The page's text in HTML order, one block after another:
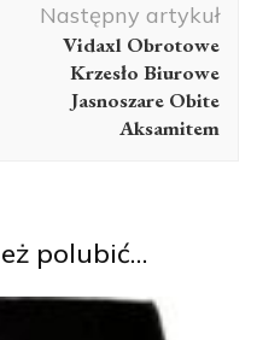
Następny artykuł
Vidaxl Obrotowe
Krzesło Biurowe
Jasnoszare Obite
Aksamitem
polubić…